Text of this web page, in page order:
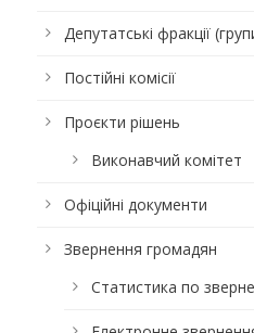
Депутатські фракції
Постійні комісії
Проєкти рішень
Виконавчий комітет
Офіційні документи
Звернення громадян
Статистика по